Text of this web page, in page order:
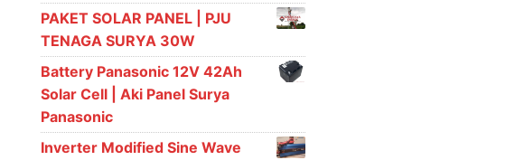
PAKET SOLAR PANEL | PJU
TENAGA SURYA 30W
Battery Panasonic 12V 42Ah
Solar Cell | Aki Panel Surya
Panasonic
Inverter Modified Sine Wave